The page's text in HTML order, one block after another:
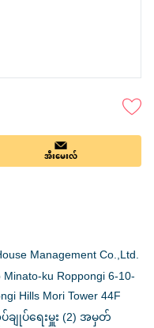
အီးမေးလ်
Management Co.,Ltd.
ku Roppongi 6-10-
Hills Mori Tower 44F
ျုပ်ရေးမှူး (2) အမှတ်